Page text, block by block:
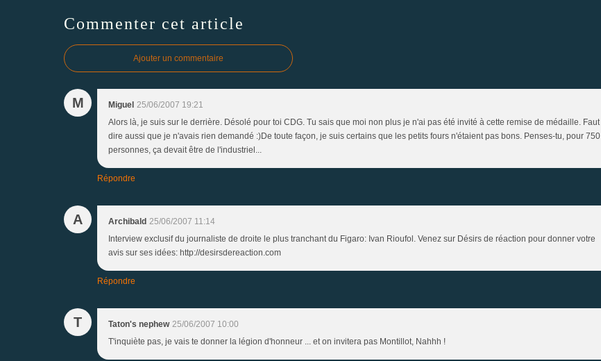
Commenter cet article
Ajouter un commentaire
M Miguel 25/06/2007 19:21
Alors là, je suis sur le derrière. Désolé pour toi CDG. Tu sais que moi non plus je n'ai pas été invité à cette remise de médaille. Faut
dire aussi que je n'avais rien demandé :)De toute façon, je suis certains que les petits fours n'étaient pas bons. Penses-tu, pour 750
personnes, ça devait être de l'industriel...
Répondre
A Archibald 25/06/2007 11:14
Interview exclusif du journaliste de droite le plus tranchant du Figaro: Ivan Rioufol. Venez sur Désirs de réaction pour donner votre
avis sur ses idées: http://desirsdereaction.com
Répondre
T Taton's nephew 25/06/2007 10:00
T'inquiète pas, je vais te donner la légion d'honneur ... et on invitera pas Montillot, Nahhh !